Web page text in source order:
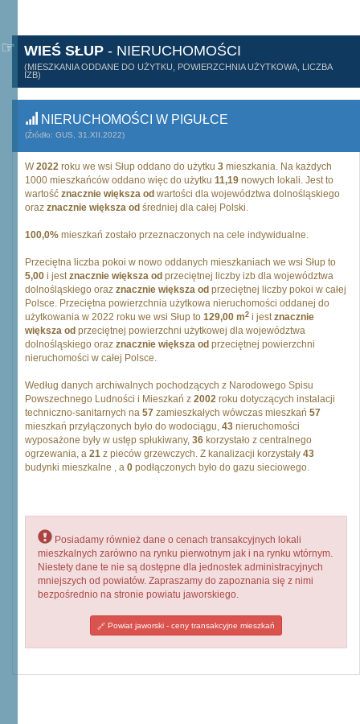
WIEŚ SŁUP - NIERUCHOMOŚCI
(MIESZKANIA ODDANE DO UŻYTKU, POWIERZCHNIA UŻYTKOWA, LICZBA
IZB)
NIERUCHOMOŚCI W PIGUŁCE
(Źródło: GUS, 31.XII.2022)
W2022 roku we wsi Słup oddano do użytku 3 mieszkania. Na każdych
1000 mieszkańców oddano więc do użytku 11,19 nowych lokali. Jest to
wartość znacznie większa od wartości dla województwa dolnośląskiego
oraz znacznie większa od średniej dla całej Polski.
100,0% mieszkań zostało przeznaczonych na cele indywidualne.
Przeciętna liczba pokoi w nowo oddanych mieszkaniach we wsi Słup to
5,00 i jestznacznie większa od przeciętnej liczby izb dla województwa
dolnośląskiego oraz znacznie większa od przeciętnej liczby pokoi w całej
Polsce. Przeciętna powierzchnia użytkowa nieruchomości oddanej do
użytkowania w 2022 roku we wsi Słup to 129,00 m2 i jestznacznie
większa od przeciętnej powierzchni użytkowej dla województwa
dolnośląskiego oraz znacznie większa od przeciętnej powierzchni
nieruchomości w całej Polsce.
Według danych archiwalnych pochodzących z Narodowego Spisu
Powszechnego Ludności i Mieszkań z 2002 roku dotyczących instalacji
techniczno-sanitarnych na 57 zamieszkałych wówczas mieszkań 57
mieszkań przyłączonych było do wodociągu, 43 nieruchomości
wyposażone były w ustęp spłukiwany, 36 korzystało z centralnego
ogrzewania, a 21 z pieców grzewczych. Z kanalizacji korzystały 43
budynki mieszkalne , a 0 podłączonych było do gazu sieciowego.
Posiadamy również dane o cenach transakcyjnych lokali
mieszkalnych zarówno na rynku pierwotnym jak i na rynku wtórnym.
Niestety dane te nie są dostępne dla jednostek administracyjnych
mniejszych od powiatów. Zapraszamy do zapoznania się z nimi
bezpośrednio na stronie powiatu jaworskiego.
Powiat jaworski - ceny transakcyjne mieszkań